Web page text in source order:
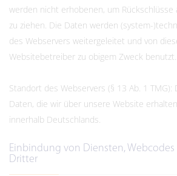
werden nicht erhobenen, um Rückschlüsse
zu ziehen. Die Daten werden (system-
des Webservers weitergeleitet und von
Websitebetreiber zu obigem Zweck benutzt.
Standort des Webservers (§ 13 Ab. 1
Daten, die wir über unsere Website
innerhalb Deutschlands.
Einbindung von Diensten,
Dritter